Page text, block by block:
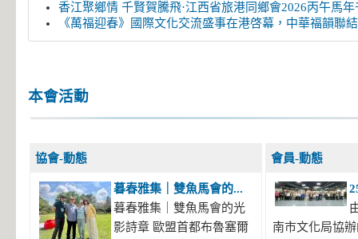
香江聚鄉情 千賢賀騰飛·江西省旅港同鄉會2026丙午馬
《萬福迎春》國際文化交流盛事在港啓幕，中華福韻聯
本會活動
協會-動態
暮春雅集｜雙魚馬會的...
暮春雅集｜雙魚馬會的光
影詩章 歐盟首都布魯塞爾
會員-動態
南市文化局協